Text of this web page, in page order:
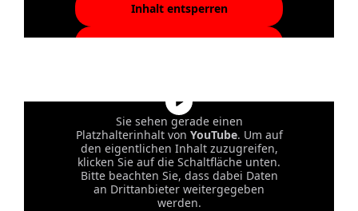
Inhalt entsperren
Sie sehen gerade einen
Platzhalterinhalt von YouTube. Um auf
den eigentlichen Inhalt zuzugreifen,
klicken Sie auf die Schaltfläche unten.
Bitte beachten Sie, dass dabei Daten
an Drittanbieter weitergegeben
werden.